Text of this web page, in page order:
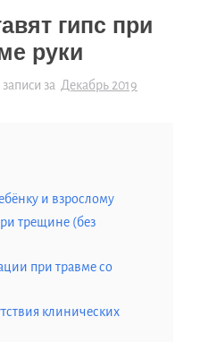
гипс при
руки
записи за Декабрь 2019
и взрослому
трещине (без
при травме со
клинических